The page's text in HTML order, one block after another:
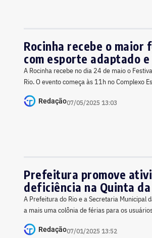
Rocinha recebe o maior
com esporte adaptado
A Rocinha recebe no dia 24 de maio o
Rio. O evento começa às 11h no Complexo
Redação07/05/2025 13:03
Prefeitura promove
deficiência na Quinta
A Prefeitura do Rio e a Secretaria Municipal
a mais uma colônia de férias para os
Redação07/01/2025 13:52